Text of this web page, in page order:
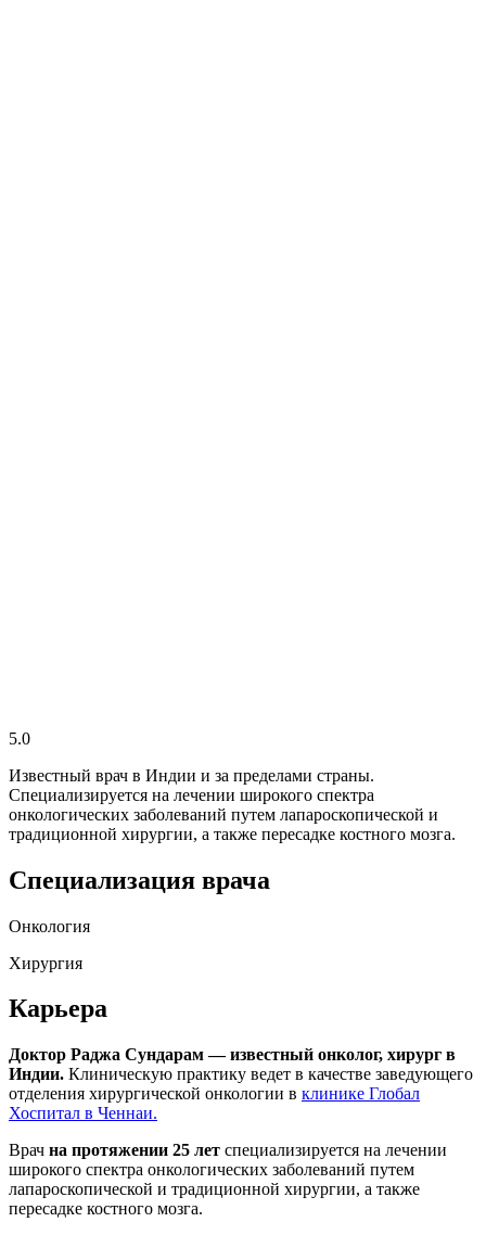
5.0
Известный врач в Индии и за пределами страны.
Специализируется на лечении широкого спектра
онкологических заболеваний путем лапароскопической и
традиционной хирургии, а также пересадке костного мозга.
Специализация врача
Онкология
Хирургия
Карьера
Доктор Раджа Сундарам — известный онколог, хирург в
Индии. Клиническую практику ведет в качестве заведующего
отделения хирургической онкологии в клинике Глобал
Хоспитал в Ченнаи.
Врач на протяжении 25 лет специализируется на лечении
широкого спектра онкологических заболеваний путем
лапароскопической и традиционной хирургии, а также
пересадке костного мозга.